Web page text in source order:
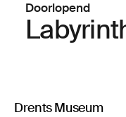
Doorlopend
Drents Museum